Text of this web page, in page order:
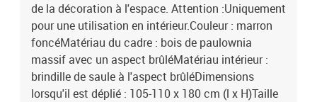
de la décoration à l'espace. Attention :Uniquement
pour une utilisation en intérieur.Couleur : marron
foncéMatériau du cadre : bois de paulownia
massif avec un aspect brûléMatériau intérieur :
brindille de saule à l'aspect brûléDimensions
lorsqu'il est déplié : 105-110 x 180 cm (l x H)Taille